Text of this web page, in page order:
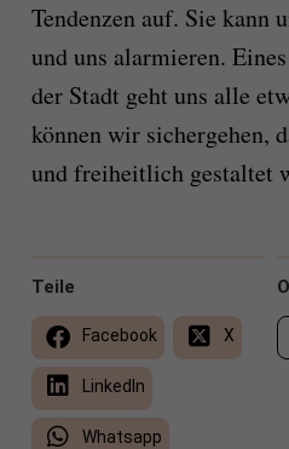
Tendenzen auf. Sie kann
und uns alarmieren.
der Stadt geht uns alle
können wir sichergehen,
und freiheitlich gestaltet
Teile
Facebook X
LinkedIn
Whatsapp